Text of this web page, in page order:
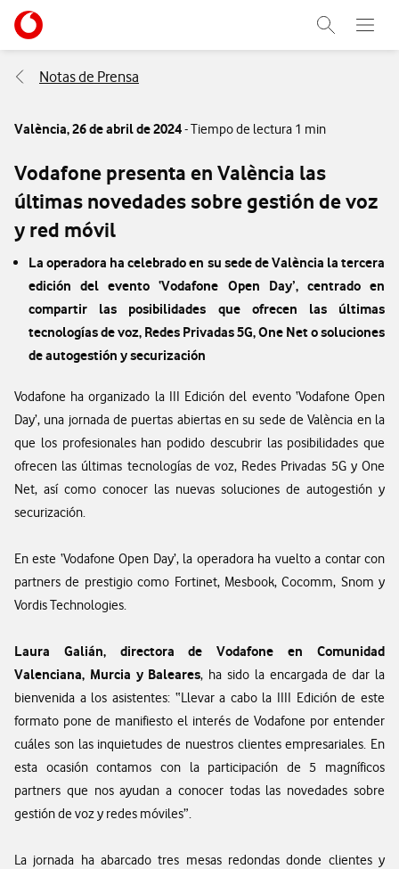
Ir a la pagina principal de vodafone.es
Abrir
Menu
Abre
Notas de Prensa
València,26 de abril de 2024- Tiempo de lectura 1 min
Vodafone presenta en València las
últimas novedades sobre gestión de voz
y red móvil
La operadora ha celebrado en su sede de València la tercera
edición del evento ‘Vodafone Open Day’, centrado en
compartir las posibilidades que ofrecen las últimas
tecnologías de voz, Redes Privadas 5G, One Net o soluciones
de autogestión y securización
Vodafone ha organizado la III Edición del evento ‘Vodafone Open
Day’, una jornada de puertas abiertas en su sede de València en la
que los profesionales han podido descubrir las posibilidades que
ofrecen las últimas tecnologías de voz, Redes Privadas 5G y One
Net, así como conocer las nuevas soluciones de autogestión y
securización.
En este ‘Vodafone Open Day’, la operadora ha vuelto a contar con
partners de prestigio como Fortinet, Mesbook, Cocomm, Snom y
Vordis Technologies.
Laura Galián, directora de Vodafone en Comunidad
Valenciana, Murcia y Baleares, ha sido la encargada de dar la
bienvenida a los asistentes: “Llevar a cabo la IIII Edición de este
formato pone de manifiesto el interés de Vodafone por entender
cuáles son las inquietudes de nuestros clientes empresariales. En
esta ocasión contamos con la participación de 5 magníficos
partners que nos ayudan a conocer todas las novedades sobre
gestión de voz y redes móviles”.
La jornada ha abarcado tres mesas redondas donde clientes y